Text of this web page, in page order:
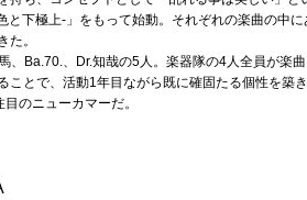
と下極上-」をもって始動。それぞれの楽曲の中
た。
、Ba.70.、Dr.知哉の5人。楽器隊の4人全員が
とで、活動1年目ながら既に確固たる個性を築き
のニューカマーだ。